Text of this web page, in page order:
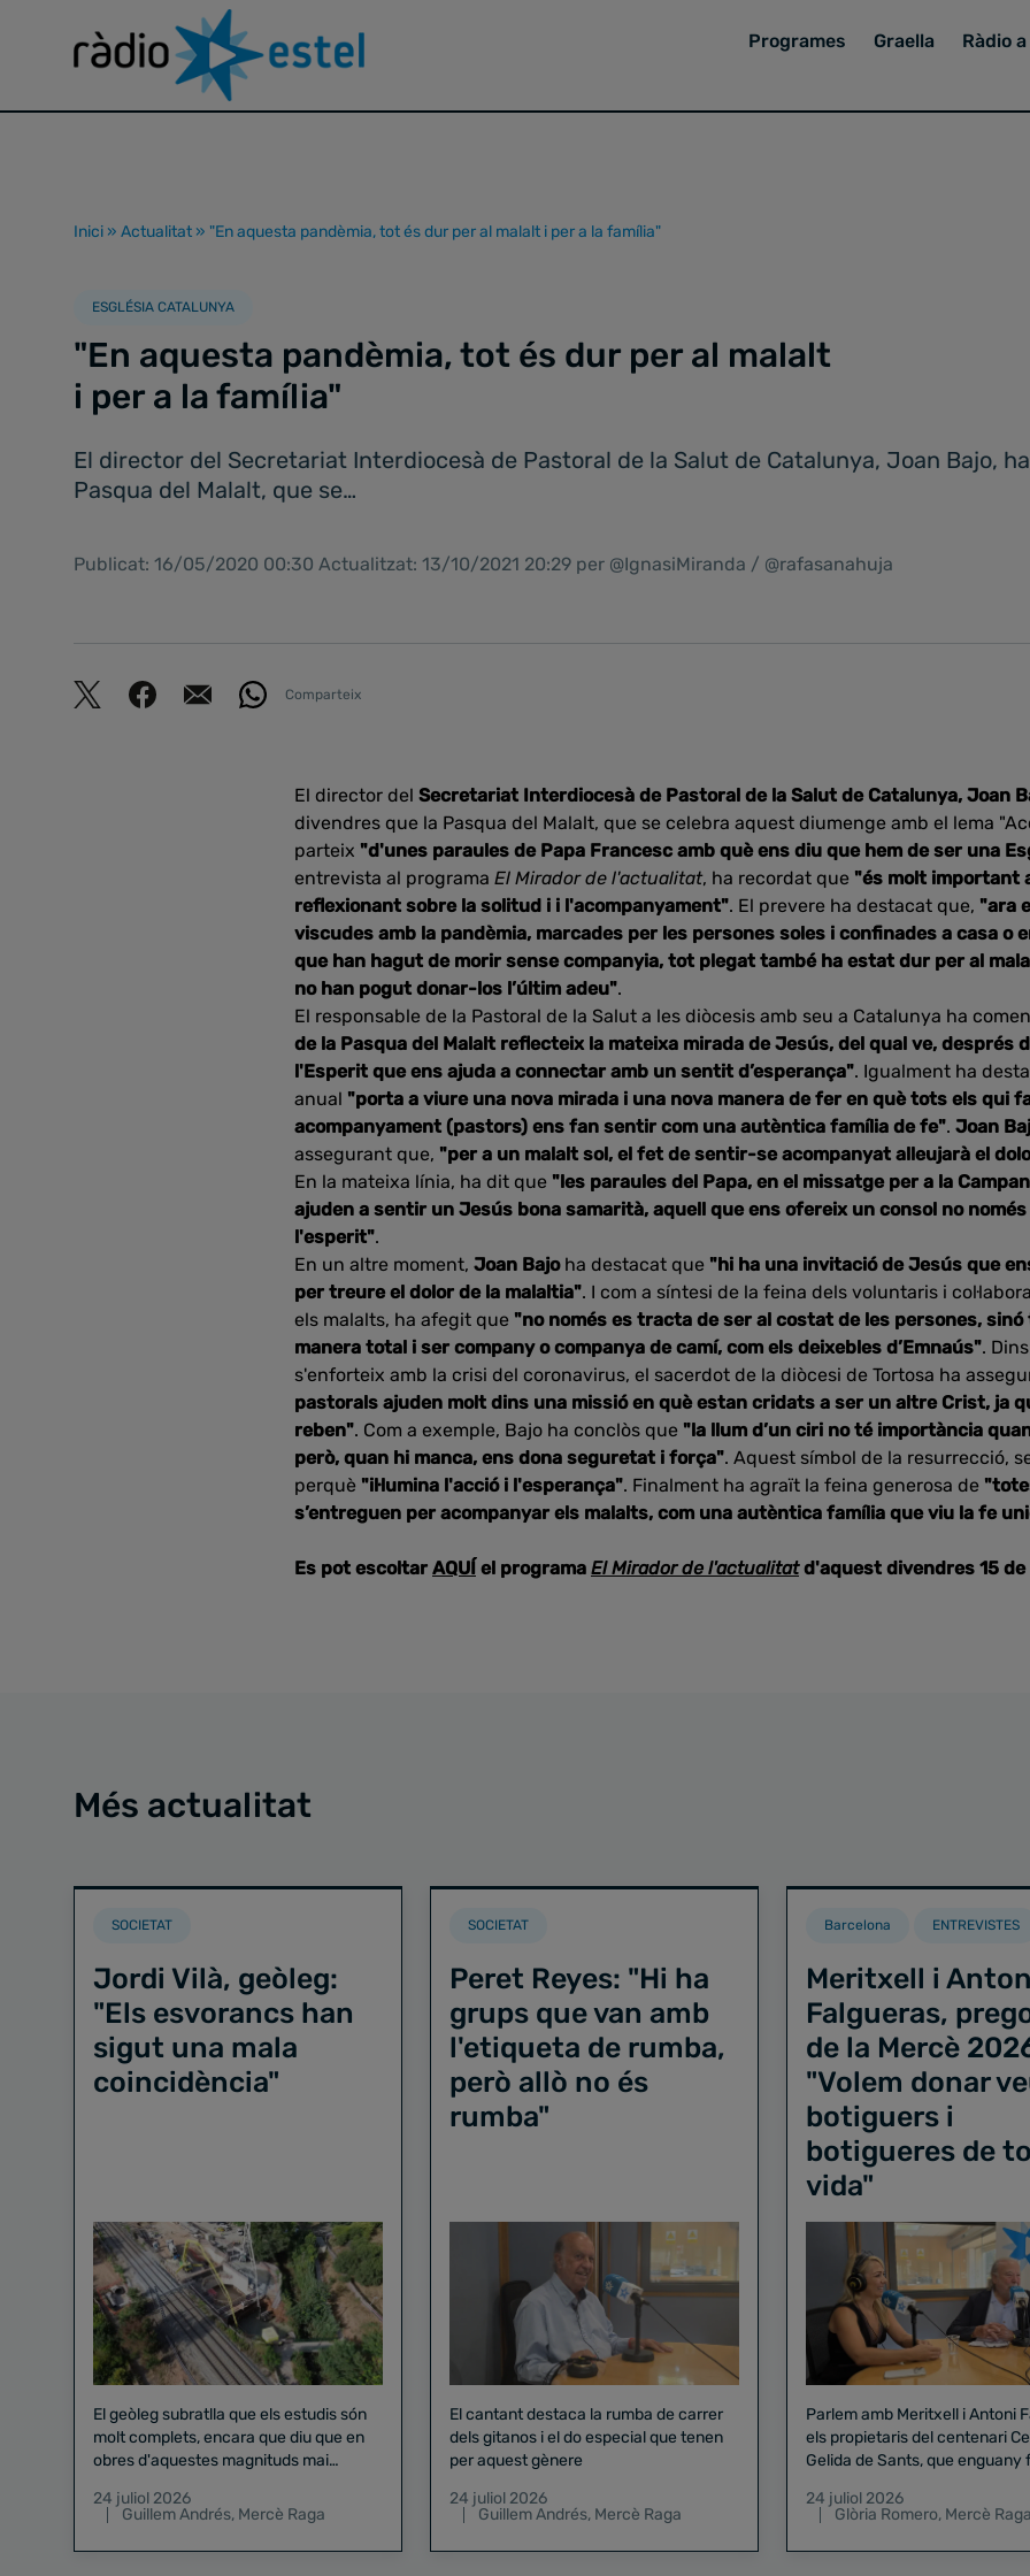
Programes Graella Ràdio
Inici » Actualitat » "En aquesta pandèmia, tot és dur per al malalt i per a la família"
ESGLÉSIA CATALUNYA
"En aquesta pandèmia, tot és dur per al malalt
i per a la família"
El director del Secretariat Interdiocesà de Pastoral de la Salut de Catalunya, Joan Bajo,
Pasqua del Malalt, que se…
Publicat: 16/05/2020 00:30 Actualitzat: 13/10/2021 20:29 per @IgnasiMiranda / @rafasanahuja
Comparteix
El director del Secretariat Interdiocesà de Pastoral de la Salut de Catalunya, Joan
divendres que la Pasqua del Malalt, que se celebra aquest diumenge amb el lema
parteix "d'unes paraules de Papa Francesc amb què ens diu que hem de ser una
entrevista al programa El Mirador de l'actualitat, ha recordat que "és molt important
reflexionant sobre la solitud i i l'acompanyament". El prevere ha destacat que, "ara
viscudes amb la pandèmia, marcades per les persones soles i confinades a casa o
que han hagut de morir sense companyia, tot plegat també ha estat dur per al
no han pogut donar-los l’últim adeu".
El responsable de la Pastoral de la Salut a les diòcesis amb seu a Catalunya ha
de la Pasqua del Malalt reflecteix la mateixa mirada de Jesús, del qual ve, després
l'Esperit que ens ajuda a connectar amb un sentit d’esperança". Igualment ha
anual "porta a viure una nova mirada i una nova manera de fer en què tots els qui
acompanyament (pastors) ens fan sentir com una autèntica família de fe". Joan
assegurant que, "per a un malalt sol, el fet de sentir-se acompanyat alleujarà el
En la mateixa línia, ha dit que "les paraules del Papa, en el missatge per a la
ajuden a sentir un Jesús bona samarità, aquell que ens ofereix un consol no
l'esperit".
En un altre moment, Joan Bajo ha destacat que "hi ha una invitació de Jesús que
per treure el dolor de la malaltia". I com a síntesi de la feina dels voluntaris i
els malalts, ha afegit que "no només es tracta de ser al costat de les persones,
manera total i ser company o companya de camí, com els deixebles d’Emnaús".
s'enforteix amb la crisi del coronavirus, el sacerdot de la diòcesi de Tortosa ha
pastorals ajuden molt dins una missió en què estan cridats a ser un altre Crist, ja
reben". Com a exemple, Bajo ha conclòs que "la llum d’un ciri no té importància
però, quan hi manca, ens dona seguretat i força". Aquest símbol de la resurrecció,
perquè "il·lumina l'acció i l'esperança". Finalment ha agraït la feina generosa de
s’entreguen per acompanyar els malalts, com una autèntica família que viu la fe
Es pot escoltar AQUÍ el programa El Mirador de l'actualitatd'aquest divendres 15 de
Més actualitat
SOCIETAT
Jordi Vilà, geòleg:
"Els esvorancs han
sigut una mala
coincidència"
El geòleg subratlla que els estudis són
molt complets, encara que diu que en
obres d'aquestes magnituds mai
24 juliol 2026
Guillem Andrés, Mercè Raga
SOCIETAT
Peret Reyes: "Hi ha
grups que van amb
l'etiqueta de rumba,
però allò no és
rumba"
El cantant destaca la rumba de carrer
dels gitanos i el do especial que tenen
per aquest gènere
24 juliol 2026
Guillem Andrés, Mercè Raga
Barcelona ENTREVISTES
Meritxell i
Falgueras,
de la Mercè
"Volem donar
botiguers i
botigueres de
vida"
Parlem amb Meritxell i Antoni
els propietaris del centenari Celler
Gelida de Sants, que enguany
24 juliol 2026
Glòria Romero, Mercè Raga